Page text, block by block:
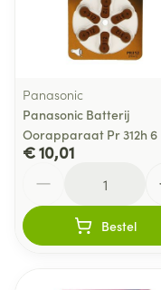
Panasonic
Panasonic Batterij
Oorapparaat Pr 312h 6
€ 10,01
Bestel